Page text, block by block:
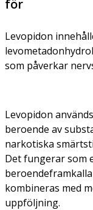
för
Levopidon
som påverkar
Levopidon
beroende av
narkotiska
Det fungerar som
kombineras med
uppföljning.